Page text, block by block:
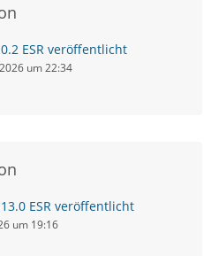
ESR veröffentlicht
um 22:34
ESR veröffentlicht
um 19:16